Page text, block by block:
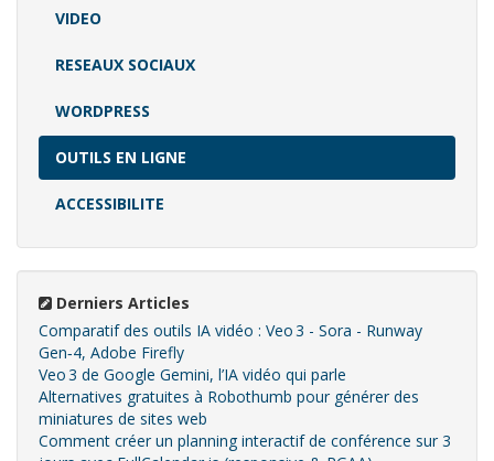
VIDEO
RESEAUX SOCIAUX
WORDPRESS
OUTILS EN LIGNE
ACCESSIBILITE
Derniers Articles
Comparatif des outils IA vidéo : Veo 3 - Sora - Runway
Gen‑4, Adobe Firefly
Veo 3 de Google Gemini, l’IA vidéo qui parle
Alternatives gratuites à Robothumb pour générer des
miniatures de sites web
Comment créer un planning interactif de conférence sur 3